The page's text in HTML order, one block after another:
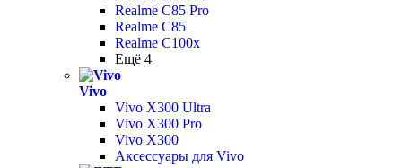
Realme C85 Pro
Realme C85
Realme C100x
Ещё 4
Vivo
Vivo X300 Ultra
Vivo X300 Pro
Vivo X300
Аксессуары для Vivo